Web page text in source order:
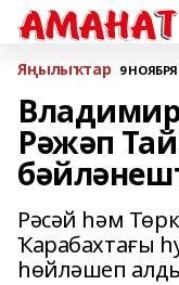
Яңылыҡтар 9 НОЯБРЯ
Рәжәп
Рәсәй һәм
Ҡарабахтағы
һөйләшеп